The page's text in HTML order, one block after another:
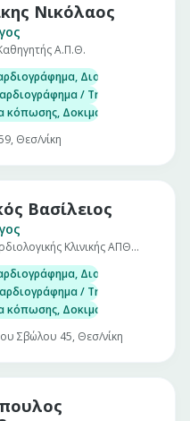
Νικόλαος
Α.Π.Θ.
Διοισοφάγειο
/ Triplex
κόπωσης, Δοκιμασία ανάκλισης
Θεσ/νίκη
Βασίλειος
Κλινικής ΑΠΘ
Διοισοφάγειο
/ Triplex
κόπωσης, Δοκιμασία ανάκλισης
Σβώλου 45, Θεσ/νίκη